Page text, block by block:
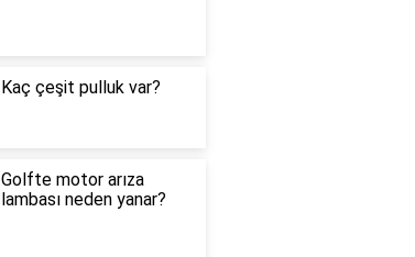
Kaç çeşit pulluk var?
Golfte motor arıza
lambası neden yanar?